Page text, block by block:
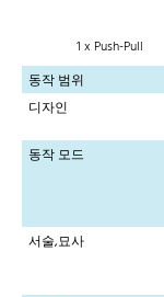
1 x Push-Pull
동작 범위
디자인
동작 모드
서술,묘사